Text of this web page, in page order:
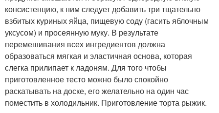
консистенцию, к ним следует добавить три тщательно
взбитых куриных яйца, пищевую соду (гасить яблочным
уксусом) и просеянную муку. В результате
перемешивания всех ингредиентов должна
образоваться мягкая и эластичная основа, которая
слегка прилипает к ладоням. Для того чтобы
приготовленное тесто можно было спокойно
раскатывать на доске, его желательно на один час
поместить в холодильник. Приготовление торта рыжик.